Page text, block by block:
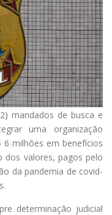
mandados de busca e
uma organização
6 milhões em benefícios
dos valores, pagos pelo
da pandemia de covid-
determinação judicial